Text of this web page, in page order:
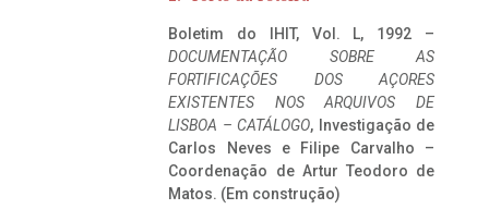
Boletim do IHIT, Vol. L, 1992 –
DOCUMENTAÇÃO SOBRE AS
FORTIFICAÇÕES DOS AÇORES
EXISTENTES NOS ARQUIVOS DE
LISBOA – CATÁLOGO, Investigação de
Carlos Neves e Filipe Carvalho –
Coordenação de Artur Teodoro de
Matos. (Em construção)